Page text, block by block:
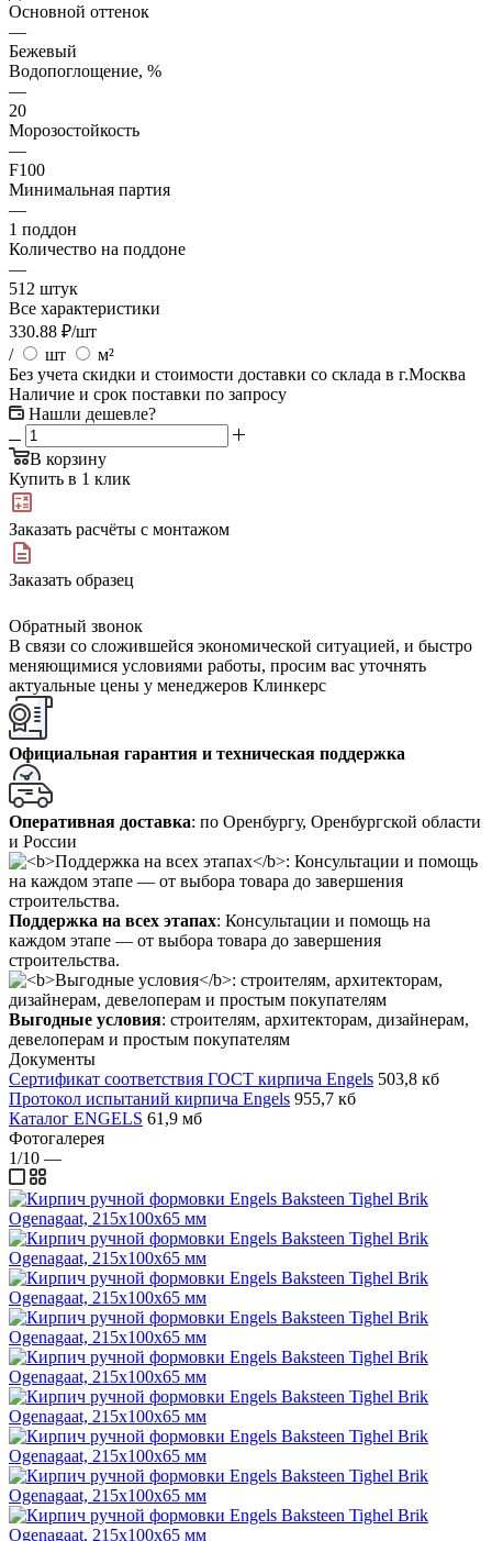
Основной оттенок
—
Бежевый
Водопоглощение, %
—
20
Морозостойкость
—
F100
Минимальная партия
—
1 поддон
Количество на поддоне
—
512 штук
Все характеристики
330.88 ₽/шт
/
шт
м²
Без учета скидки и стоимости доставки со склада в г.Москва
Наличие и срок поставки по запросу
Нашли дешевле?
В корзину
Купить в 1 клик
Заказать расчёты с монтажом
Заказать образец
Обратный звонок
В связи со сложившейся экономической ситуацией, и быстро
меняющимися условиями работы, просим вас уточнять
актуальные цены у менеджеров Клинкерс
Официальная гарантия и техническая поддержка
Оперативная доставка: по Оренбургу, Оренбургской области
и России
Поддержка на всех этапах: Консультации и помощь на
каждом этапе — от выбора товара до завершения
строительства.
Выгодные условия: строителям, архитекторам, дизайнерам,
девелоперам и простым покупателям
Документы
Сертификат соответствия ГОСТ кирпича Engels 503,8 кб
Протокол испытаний кирпича Engels 955,7 кб
Каталог ENGELS 61,9 мб
Фотогалерея
1/10 —